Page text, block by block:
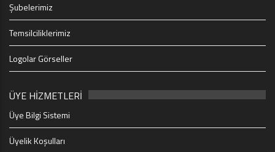
Şubelerimiz
Temsilciliklerimiz
Logolar Görseller
ÜYE HİZMETLERİ
Üye Bilgi Sistemi
Üyelik Koşulları